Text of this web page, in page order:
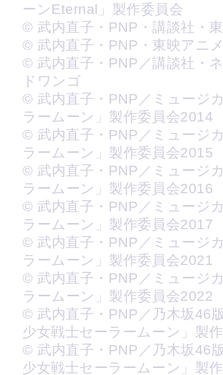
ーンEternal」製作委員会
© 武内直子・PNP・講談社・
© 武内直子・PNP・東映アニ
© 武内直子・PNP／講談社・
ドワンゴ
© 武内直子・PNP／ミュージ
ラームーン」製作委員会2014
© 武内直子・PNP／ミュージ
ラームーン」製作委員会2015
© 武内直子・PNP／ミュージ
ラームーン」製作委員会2016
© 武内直子・PNP／ミュージ
ラームーン」製作委員会2017
© 武内直子・PNP／ミュージ
ラームーン」製作委員会2021
© 武内直子・PNP／ミュージ
ラームーン」製作委員会2022
© 武内直子・PNP／乃木坂46
少女戦士セーラームーン」製
© 武内直子・PNP／乃木坂46
少女戦士セーラームーン」製